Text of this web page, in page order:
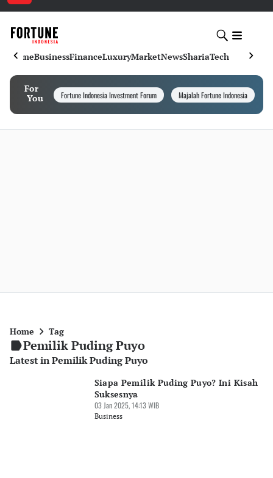
HomeBusinessFinanceLuxuryMarketNewsShariaTech
For
You
Fortune Indonesia Investment Forum Majalah Fortune Indonesia
Home Tag
Pemilik Puding Puyo
Latest in Pemilik Puding Puyo
Siapa Pemilik Puding Puyo? Ini Kisah
Suksesnya
03 Jan 2025, 14:13 WIB
Business